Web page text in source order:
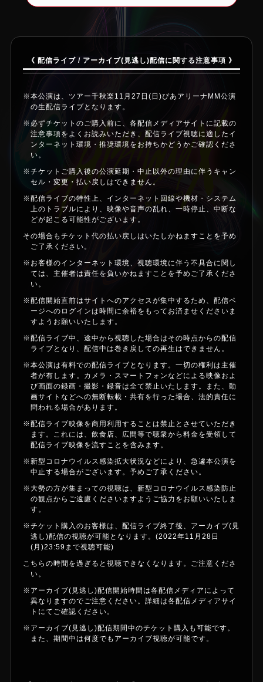
《 配信ライブ / アーカイブ(見逃し)配信に関する注意事項 》
※本公演は、ツアー千秋楽11月27日(日)ぴあアリーナMM公演
の生配信ライブとなります。
※必ずチケットのご購入前に、各配信メディアサイトに記載の
注意事項をよくお読みいただき、配信ライブ視聴に適したイ
ンターネット環境・推奨環境をお持ちかどうかご確認くださ
い。
※チケットご購入後の公演延期・中止以外の理由に伴うキャン
セル・変更・払い戻しはできません。
※配信ライブの特性上、インターネット回線や機材・システム
上のトラブルにより、映像や音声の乱れ、一時停止、中断な
どが起こる可能性がございます。
その場合もチケット代の払い戻しはいたしかねますことを予め
ご了承ください。
※お客様のインターネット環境、視聴環境に伴う不具合に関し
ては、主催者は責任を負いかねますことを予めご了承くださ
い。
※配信開始直前はサイトへのアクセスが集中するため、配信ペ
ージへのログインは時間に余裕をもってお済ませくださいま
すようお願いいたします。
※配信ライブ中、途中から視聴した場合はその時点からの配信
ライブとなり、配信中は巻き戻しての再生はできません。
※本公演は有料での配信ライブとなります。一切の権利は主催
者が有します。カメラ・スマートフォンなどによる映像およ
び画面の録画・撮影・録音は全て禁止いたします。また、動
画サイトなどへの無断転載・共有を行った場合、法的責任に
問われる場合があります。
※配信ライブ映像を商用利用することは禁止とさせていただき
ます。これには、飲食店、広間等で聴衆から料金を受領して
配信ライブ映像を流すことを含みます。
※新型コロナウイルス感染拡大状況などにより、急遽本公演を
中止する場合がございます。予めご了承ください。
※大勢の方が集まっての視聴は、新型コロナウイルス感染防止
の観点からご遠慮くださいますようご協力をお願いいたしま
す。
※チケット購入のお客様は、配信ライブ終了後、アーカイブ(見
逃し)配信の視聴が可能となります。(2022年11月28日
(月)23:59まで視聴可能)
こちらの時間を過ぎると視聴できなくなります。ご注意くださ
い。
※アーカイブ(見逃し)配信開始時間は各配信メディアによって
異なりますのでご注意ください。詳細は各配信メディアサイ
トにてご確認ください。
※アーカイブ(見逃し)配信期間中のチケット購入も可能です。
また、期間中は何度でもアーカイブ視聴が可能です。